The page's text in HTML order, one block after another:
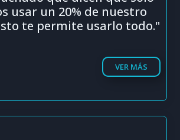
usar un 20% de nuestro
te permite usarlo todo."
VER MÁS